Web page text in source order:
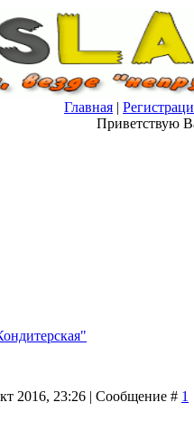
Главная |
Приветствую
2016, 23:26 | Сообщение # 1